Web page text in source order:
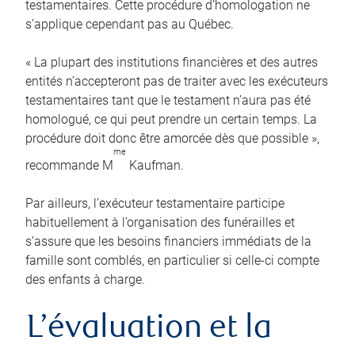
testamentaires. Cette procédure d’homologation ne
s’applique cependant pas au Québec.
« La plupart des institutions financières et des autres
entités n’accepteront pas de traiter avec les exécuteurs
testamentaires tant que le testament n’aura pas été
homologué, ce qui peut prendre un certain temps. La
procédure doit donc être amorcée dès que possible »,
recommande M
me
Kaufman.
Par ailleurs, l’exécuteur testamentaire participe
habituellement à l’organisation des funérailles et
s’assure que les besoins financiers immédiats de la
famille sont comblés, en particulier si celle-ci compte
des enfants à charge.
L’évaluation et la